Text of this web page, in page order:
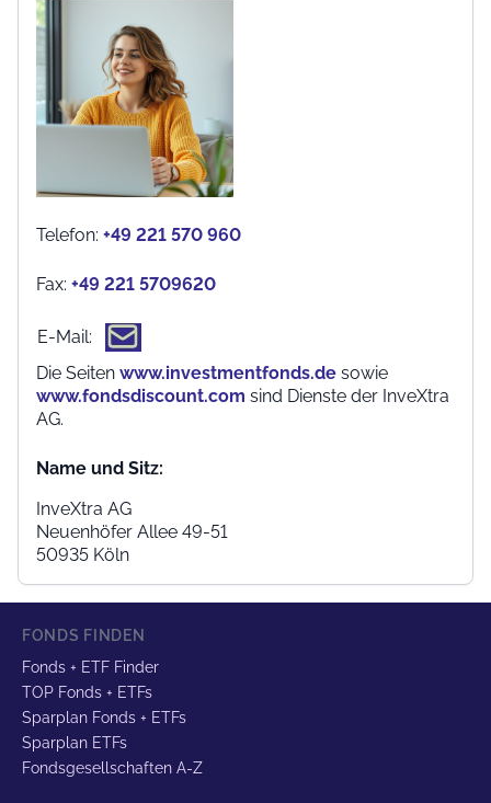
Telefon: +49 221 570 960
Fax: +49 221 5709620
E-Mail:
Die Seiten www.investmentfonds.de sowie
www.fondsdiscount.com sind Dienste der InveXtra
AG.
Name und Sitz:
InveXtra AG
Neuenhöfer Allee 49-51
50935 Köln
FONDS FINDEN
Fonds + ETF Finder
TOP Fonds + ETFs
Sparplan Fonds + ETFs
Sparplan ETFs
Fondsgesellschaften A-Z